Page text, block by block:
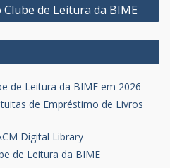
de Leitura da BIME
de Leitura da BIME em 2026
de Empréstimo de Livros
Digital Library
de Leitura da BIME